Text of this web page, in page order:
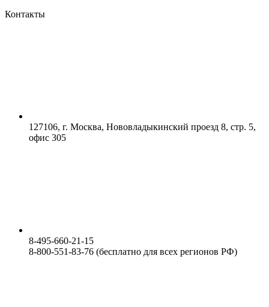
Контакты
127106, г. Москва, Нововладыкинский проезд 8, стр. 5,
офис 305
8-495-660-21-15
8-800-551-83-76 (бесплатно для всех регионов РФ)